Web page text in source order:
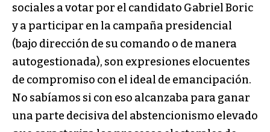
sociales a votar por el candidato Gabriel Boric
y a participar en la campaña presidencial
(bajo dirección de su comando o de manera
autogestionada), son expresiones elocuentes
de compromiso con el ideal de emancipación.
No sabíamos si con eso alcanzaba para ganar
una parte decisiva del abstencionismo elevado